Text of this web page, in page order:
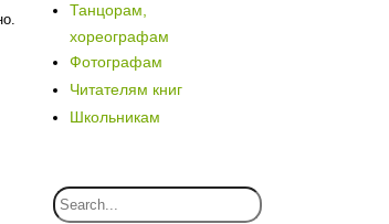
Танцорам,
хореографам
Фотографам
Читателям книг
Школьникам